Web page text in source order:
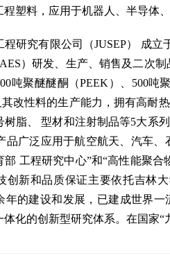
塑料，应用于机器人、半导体
研究有限公司（JUSEP） 成立
）研发、生产、销售及二次
吨聚醚醚酮（PEEK）、500吨
其改性料的生产能力，拥有高
树脂、 型材和注射制品等5大系
品广泛应用于航空航天、汽车
部 工程研究中心”和“高性能聚
创新和品质保证主要依托吉林
年的建设和发展，已建成世界
化的创新型研究体系。在国家“